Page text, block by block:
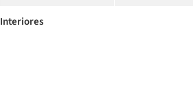
Interiores